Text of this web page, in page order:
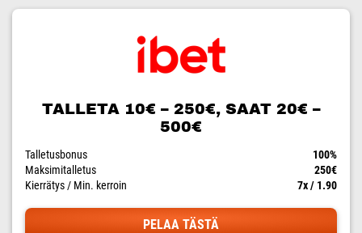
TALLETA 10€ – 250€, SAAT 20€ –
500€
Talletusbonus
100%
Maksimitalletus
250€
Kierrätys / Min. kerroin
7x / 1.90
PELAA TÄSTÄ